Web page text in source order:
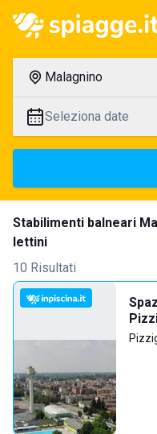
Malagnino
Seleziona date
Stabilimenti balneari
lettini
10 Risultati